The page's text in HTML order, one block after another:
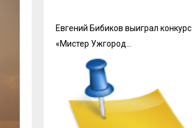
Евгений Бибиков выиграл конкурс
«Мистер Ужгород…